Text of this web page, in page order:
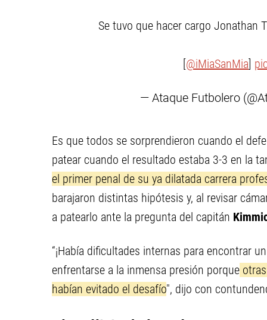
Se tuvo que hacer cargo Jonathan
[@iMiaSanMia]
— Ataque Futbolero
Es que todos se sorprendieron cuando el
patear cuando el resultado estaba 3-3 en la
el primer penal de su ya dilatada carrera
barajaron distintas hipótesis y, al revisar
a patearlo ante la pregunta del capitán
“¡Había dificultades internas para encontrar
enfrentarse a la inmensa presión porque
habían evitado el desafío", dijo con